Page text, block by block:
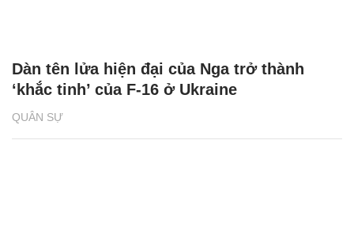
QUÂN SỰ
Dàn tên lửa hiện đại của Nga trở thành
‘khắc tinh’ của F-16 ở Ukraine